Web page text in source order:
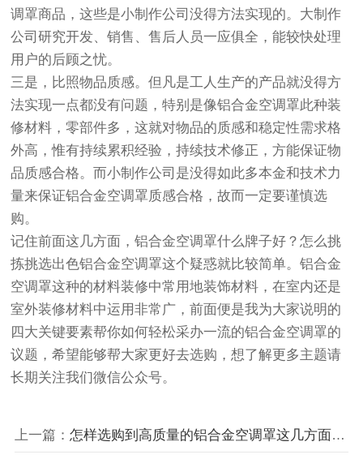
调罩商品，这些是小制作公司没得方法实现的。大制作
公司研究开发、销售、售后人员一应俱全，能较快处理
用户的后顾之忧。
三是，比照物品质感。但凡是工人生产的产品就没得方
法实现一点都没有问题，特别是像铝合金空调罩此种装
修材料，零部件多，这就对物品的质感和稳定性需求格
外高，惟有持续累积经验，持续技术修正，方能保证物
品质感合格。而小制作公司是没得如此多本金和技术力
量来保证铝合金空调罩质感合格，故而一定要谨慎选
购。
记住前面这几方面，铝合金空调罩什么牌子好？怎么挑
拣挑选出色铝合金空调罩这个疑惑就比较简单。铝合金
空调罩这种的材料装修中常用地装饰材料，在室内还是
室外装修材料中运用非常广，前面便是我为大家说明的
四大关键要素帮你如何轻松采办一流的铝合金空调罩的
议题，希望能够帮大家更好去选购，想了解更多主题请
长期关注我们微信公众号。
上一篇： 怎样选购到高质量的铝合金空调罩这几方面很关键